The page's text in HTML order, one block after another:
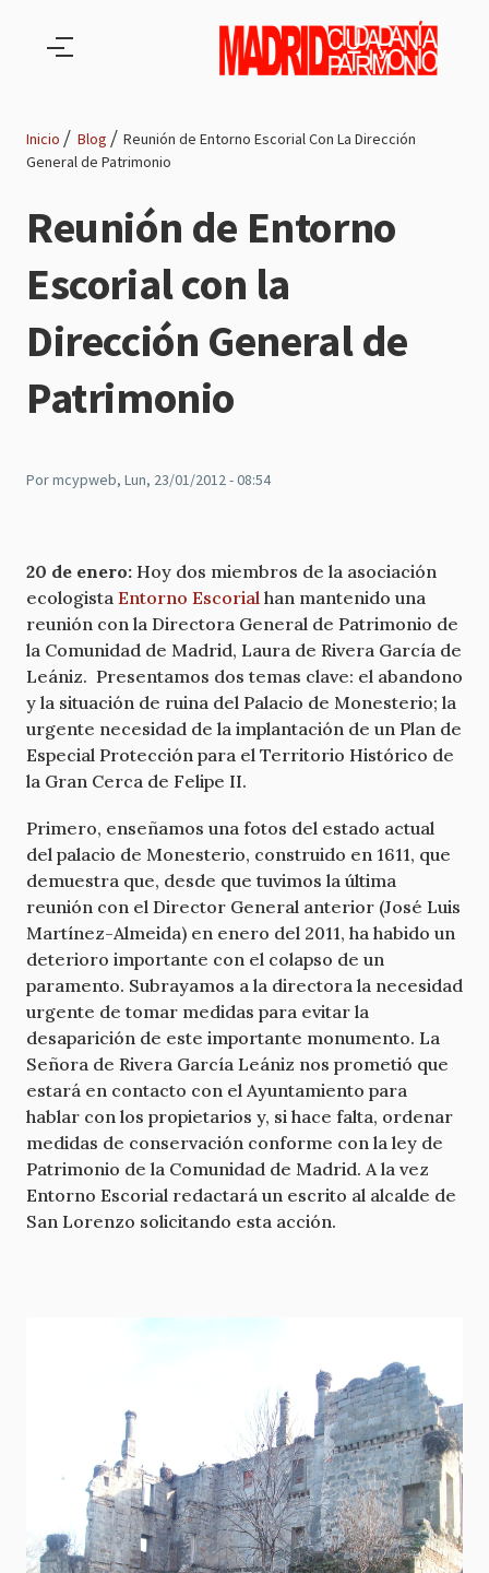
de
navegación
Inicio Blog
Reunión de Entorno Escorial Con La Dirección
General de Patrimonio
Reunión de Entorno
Escorial con la
Dirección General de
Patrimonio
Pormcypweb, Lun, 23/01/2012 - 08:54
20 de enero: Hoy dos miembros de la asociación
ecologista Entorno Escorial han mantenido una
reunión con la Directora General de Patrimonio de
la Comunidad de Madrid, Laura de Rivera García de
Leániz. Presentamos dos temas clave: el abandono
y la situación de ruina del Palacio de Monesterio; la
urgente necesidad de la implantación de un Plan de
Especial Protección para el Territorio Histórico de
la Gran Cerca de Felipe II.
Primero, enseñamos una fotos del estado actual
del palacio de Monesterio, construido en 1611, que
demuestra que, desde que tuvimos la última
reunión con el Director General anterior (José Luis
Martínez-Almeida) en enero del 2011, ha habido un
deterioro importante con el colapso de un
paramento. Subrayamos a la directora la necesidad
urgente de tomar medidas para evitar la
desaparición de este importante monumento. La
Señora de Rivera García Leániz nos prometió que
estará en contacto con el Ayuntamiento para
hablar con los propietarios y, si hace falta, ordenar
medidas de conservación conforme con la ley de
Patrimonio de la Comunidad de Madrid. A la vez
Entorno Escorial redactará un escrito al alcalde de
San Lorenzo solicitando esta acción.